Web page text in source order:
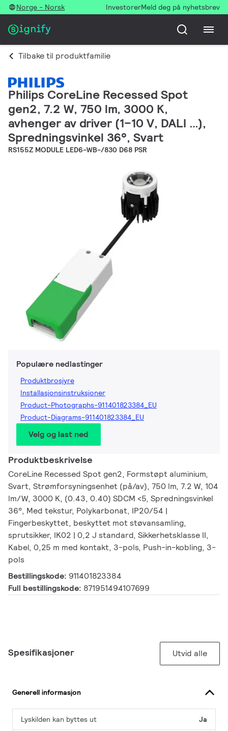
Norge - Norsk InvestorerMeld deg på nyhetsbrev
Tilbake til produktfamilie
Philips CoreLine Recessed Spot
gen2, 7.2 W, 750 lm, 3000 K,
avhenger av driver (1–10 V, DALI …),
Spredningsvinkel 36°, Svart
RS155Z MODULE LED6-WB-/830 D68 PSR
Populære nedlastinger
Produktbrosjyre
Installasjonsinstruksjoner
Product-Photographs-911401823384_EU
Product-Diagrams-911401823384_EU
Velg og last ned
Produktbeskrivelse
CoreLine Recessed Spot gen2, Formstøpt aluminium,
Svart, Strømforsyningsenhet (på/av), 750 lm, 7.2 W, 104
lm/W, 3000 K, (0.43, 0.40) SDCM <5, Spredningsvinkel
36°, Med tekstur, Polykarbonat, IP20/54 |
Fingerbeskyttet, beskyttet mot støvansamling,
sprutsikker, IK02 | 0,2 J standard, Sikkerhetsklasse II,
Kabel, 0,25 m med kontakt, 3-pols, Push-in-kobling, 3-
pols
Bestillingskode: 911401823384
Full bestillingskode: 871951494107699
Spesifikasjoner Utvid alle
Generell informasjon
Lyskilden kan byttes ut Ja